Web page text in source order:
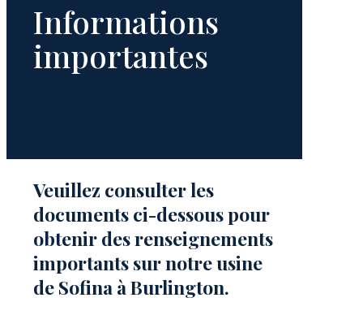
Informations
importantes
Veuillez consulter les
documents ci-dessous pour
obtenir des renseignements
importants sur notre usine
de Sofina à Burlington.